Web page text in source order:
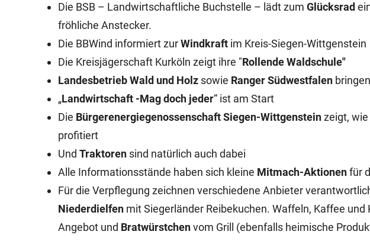
Die BSB – Landwirtschaftliche Buchstelle – lädt zum Glücksrad
fröhliche Anstecker.
Die BBWind informiert zurWindkraft im Kreis-Siegen-Wittgenstein
Die Kreisjägerschaft Kurköln zeigt ihre "Rollende Waldschule"
Landesbetrieb Wald und Holz sowie Ranger Südwestfalen
„Landwirtschaft -Mag doch jeder“ ist am Start
Die Bürgerenergiegenossenschaft Siegen-Wittgensteinzeigt,
profitiert
Und Traktoren sind natürlich auch dabei
Alle Informationsstände haben sich kleine Mitmach-Aktionenfür
Für die Verpflegung zeichnen verschiedene Anbieter
Niederdielfen mit Siegerländer Reibekuchen. Waffeln, Kaffee
Angebot und Bratwürstchenvom Grill (ebenfalls heimische